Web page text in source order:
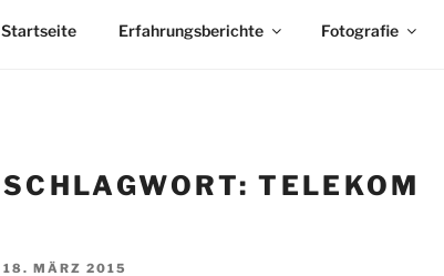
Startseite Erfahrungsberichte Fotografie
SCHLAGWORT:TELEKOM
VERÖFFENTLICHT
18. MÄRZ 2015